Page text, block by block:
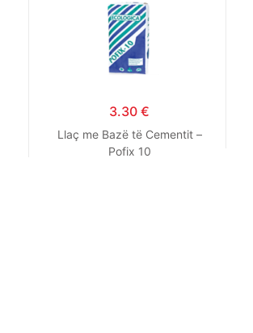
3.30 €
Llaç me Bazë të Cementit –
Pofix 10